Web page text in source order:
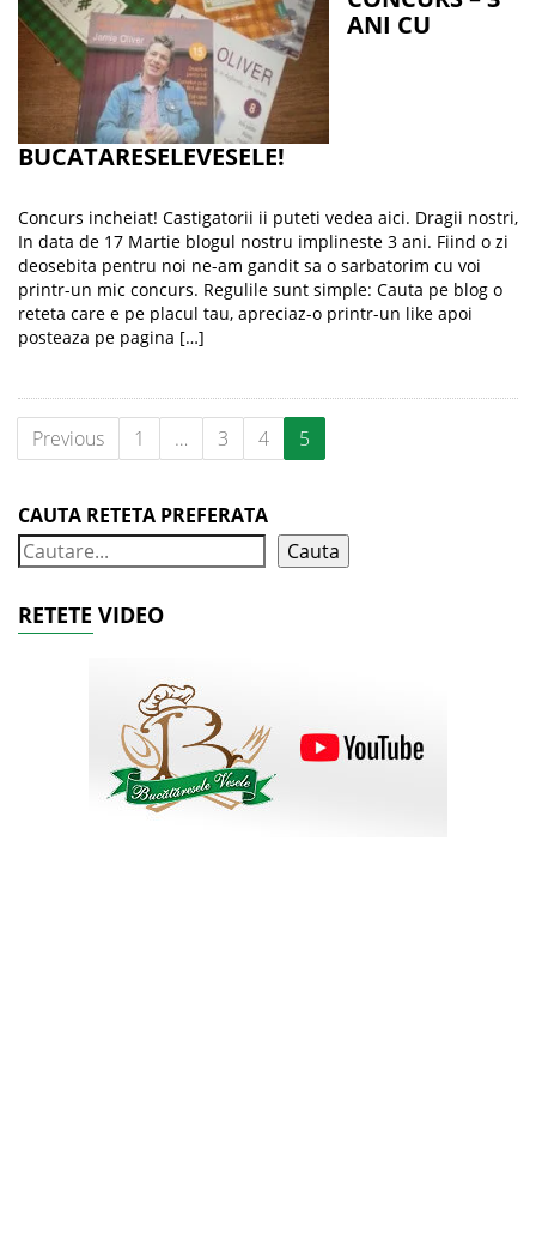
ANI CU
BUCATARESELEVESELE!
Concurs incheiat! Castigatorii ii puteti vedea aici. Dragii nostri,
In data de 17 Martie blogul nostru implineste 3 ani. Fiind o zi
deosebita pentru noi ne-am gandit sa o sarbatorim cu voi
printr-un mic concurs. Regulile sunt simple: Cauta pe blog o
reteta care e pe placul tau, apreciaz-o printr-un like apoi
posteaza pe pagina […]
Previous 1 … 3 4 5
CAUTA RETETA PREFERATA
Cauta
RETETE VIDEO